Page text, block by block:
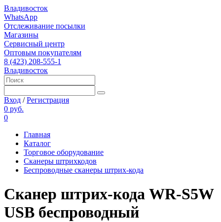
Владивосток
WhatsApp
Отслеживание посылки
Магазины
Сервисный центр
Оптовым покупателям
8 (423) 208-555-1
Владивосток
Вход /Регистрация
0 руб.
0
Главная
Каталог
Торговое оборудование
Сканеры штрихкодов
Беспроводные сканеры штрих-кода
Сканер штрих-кода WR-S5W
USB беспроводный